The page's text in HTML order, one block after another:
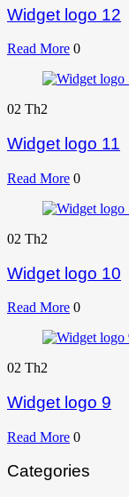
Widget logo 12
Read More 0
02 Th2
Widget logo 11
Read More 0
02 Th2
Widget logo 10
Read More 0
02 Th2
Widget logo 9
Read More 0
Categories